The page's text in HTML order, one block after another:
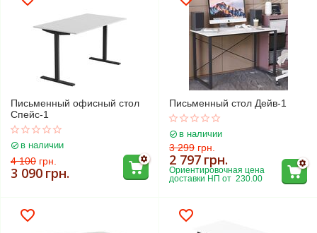
Письменный офисный стол
Спейс-1
в наличии
4 100 грн.
3 090 грн.
Письменный стол Дейв-1
в наличии
3 299 грн.
2 797 грн.
Ориентировочная цена
доставки НП от  230.00